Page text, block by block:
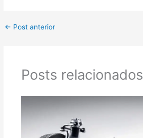
← Post anterior
Posts relacionados